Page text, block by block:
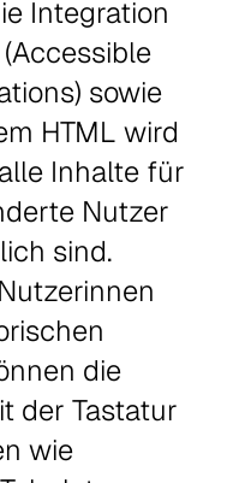
Integration
sowie
HTML wird
Inhalte für
Nutzer
sind.
die
der Tastatur
wie